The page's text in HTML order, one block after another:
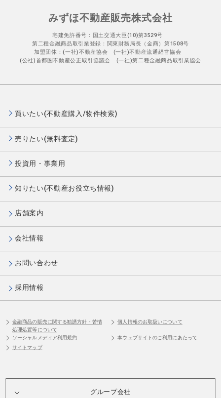
みずほ不動産販売株式会社
宅建免許番号：国土交通大臣(10)第3529号
第二種金融商品取引業登録：関東財務局長（金商）第1508号
加盟団体：(一社)不動産協会 (一社)不動産流通経営協会
(公社)首都圏不動産公正取引協議会 (一社)第二種金融商品取引業協会
買いたい(不動産購入/物件検索)
売りたい(無料査定)
投資用・事業用
知りたい(不動産お役立ち情報)
店舗案内
会社情報
お問い合わせ
採用情報
金融商品の販売に関する勧誘方針・苦情
処理処置等について
個人情報のお取扱いについて
ソーシャルメディア利用規約
本ウェブサイトのご利用にあたって
サイトマップ
グループ会社